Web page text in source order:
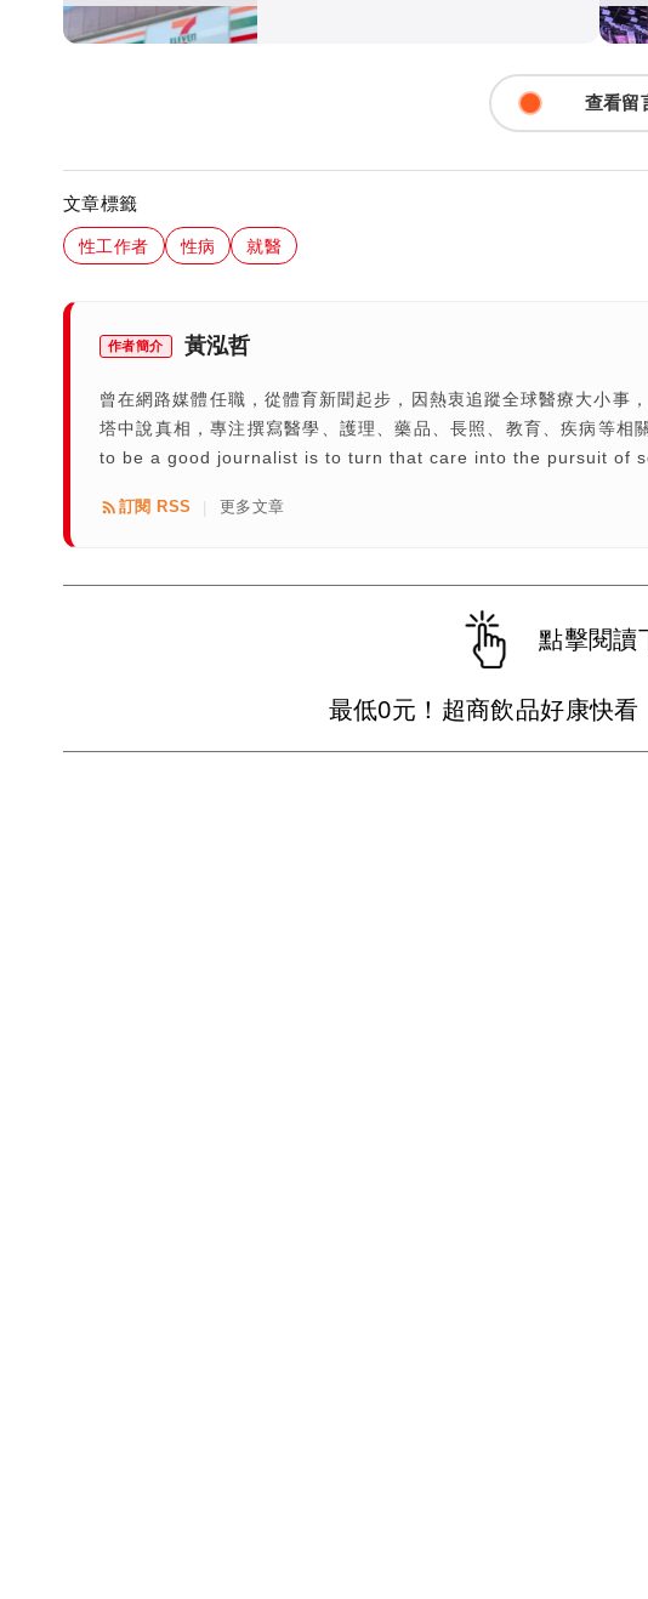
查看留
文章標籤
性工作者 性病 就醫
作者簡介 黃泓哲
曾在網路媒體任職，從體育新聞起步，因熱衷追蹤全球醫療大小事
塔中說真相，專注撰寫醫學、護理、藥品、長照、教育、疾病
to be a good journalist is to turn that care into the pursuit of
訂閱 RSS 更多文章
點擊閱讀
最低0元！超商飲品好康快